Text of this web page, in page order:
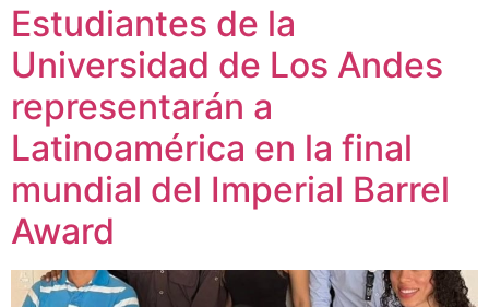
Estudiantes de la
Universidad de Los Andes
representarán a
Latinoamérica en la final
mundial del Imperial Barrel
Award